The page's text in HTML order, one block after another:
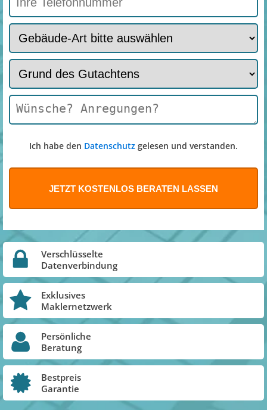
Ich habe den Datenschutz gelesen und verstanden.
Verschlüsselte
Datenverbindung
Exklusives
Maklernetzwerk
Persönliche
Beratung
Bestpreis
Garantie